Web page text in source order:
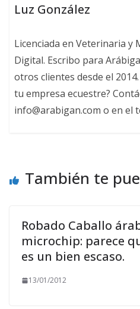
Luz González
Licenciada en Veterinaria
Digital. Escribo para
otros clientes desde el
tu empresa ecuestre?
info@arabigan.com o en el
También te
Robado Caballo
microchip: parece
es un bien escaso.
13/01/2012